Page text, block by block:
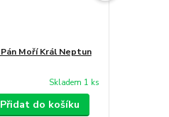
Moří Král Neptun
Skladem 1 ks
Přidat do košíku